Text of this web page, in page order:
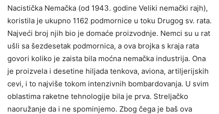
Nacistička Nemačka (od 1943. godine Veliki nemački rajh),
koristila je ukupno 1162 podmornice u toku Drugog sv. rata.
Najveći broj njih bio je domaće proizvodnje. Nemci su u rat
ušli sa šezdesetak podmornica, a ova brojka s kraja rata
govori koliko je zaista bila moćna nemačka industrija. Ona
je proizvela i desetine hiljada tenkova, aviona, artiljerijskih
cevi, i to najviše tokom intenzivnih bombardovanja. U svim
oblastima raketne tehnologije bila je prva. Streljačko
naoružanje da i ne spominjemo. Zbog čega je baš ova